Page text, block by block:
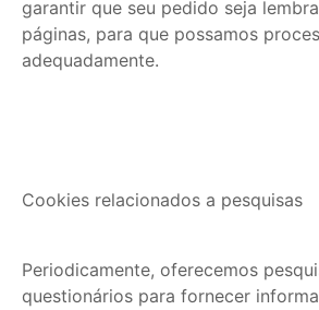
garantir que seu pedido seja
páginas, para que possamos
adequadamente.
Cookies relacionados a pesquisas
Periodicamente, oferecemos
questionários para fornecer